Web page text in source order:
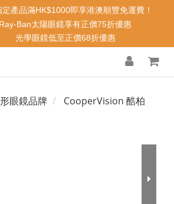
眼鏡品牌 CooperVision 酷柏
定產品滿HK$1000即享港澳順豐免運費！
Ray-Ban太陽眼鏡享有正價75折優惠
光學眼鏡低至正價68折優惠